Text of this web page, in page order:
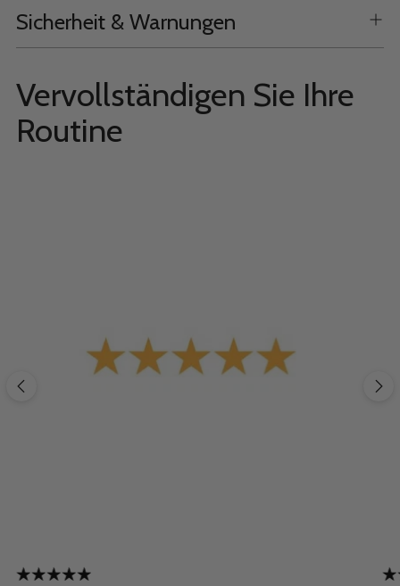
Sicherheit & Warnungen
Vervollständigen Sie Ihre
Routine